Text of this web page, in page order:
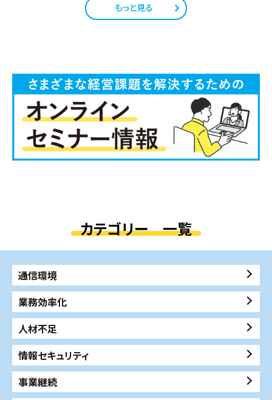
もっと見る
カテゴリー 一覧
通信環境
業務効率化
人材不足
情報セキュリティ
事業継続